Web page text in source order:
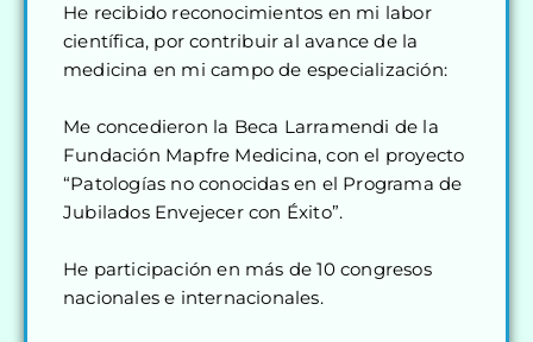
He recibido reconocimientos en mi labor
científica, por contribuir al avance de la
medicina en mi campo de especialización:
Me concedieron la Beca Larramendi de la
Fundación Mapfre Medicina, con el proyecto
“Patologías no conocidas en el Programa de
Jubilados Envejecer con Éxito”.
He participación en más de 10 congresos
nacionales e internacionales.